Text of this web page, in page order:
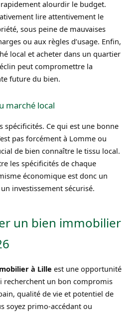
alourdir le budget.
lire attentivement le
sous peine de mauvaises
ou aux règles d’usage. Enfin,
local et acheter dans un quartier
peut compromettre la
future du bien.
marché local
spécificités. Ce qui est une bonne
pas forcément à Lomme ou
de bien connaître le tissu local.
les spécificités de chaque
économique est donc un
investissement sécurisé.
un bien immobilier
à Lille est une opportunité
recherchent un bon compromis
qualité de vie et potentiel de
soyez primo-accédant ou